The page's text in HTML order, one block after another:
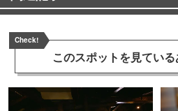
Check!
このスポットを見ている